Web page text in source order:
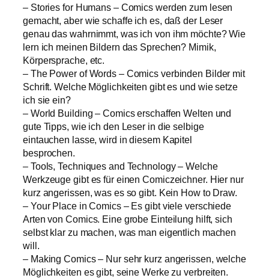
– Stories for Humans – Comics werden zum lesen
gemacht, aber wie schaffe ich es, daß der Leser
genau das wahrnimmt, was ich von ihm möchte? Wie
lern ich meinen Bildern das Sprechen? Mimik,
Körpersprache, etc.
– The Power of Words – Comics verbinden Bilder mit
Schrift. Welche Möglichkeiten gibt es und wie setze
ich sie ein?
– World Building – Comics erschaffen Welten und
gute Tipps, wie ich den Leser in die selbige
eintauchen lasse, wird in diesem Kapitel
besprochen.
– Tools, Techniques and Technology – Welche
Werkzeuge gibt es für einen Comiczeichner. Hier nur
kurz angerissen, was es so gibt. Kein How to Draw.
– Your Place in Comics – Es gibt viele verschiede
Arten von Comics. Eine grobe Einteilung hilft, sich
selbst klar zu machen, was man eigentlich machen
will.
– Making Comics – Nur sehr kurz angerissen, welche
Möglichkeiten es gibt, seine Werke zu verbreiten.